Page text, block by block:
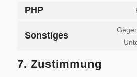
PHP
Sonstiges
7. Zustimmung